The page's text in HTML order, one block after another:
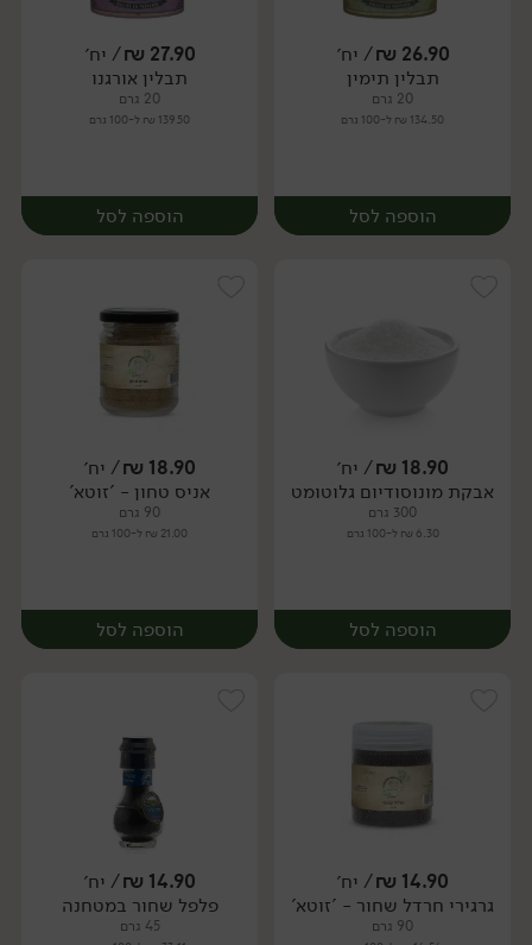
יח׳ יח׳
26.90
₪/ יח׳
תבלין תימין
20 גרם
134.50 ₪ ל-100 גרם
הוספה לסל
יח׳
27.90
₪/ יח׳
תבלין אורגנו
20 גרם
139.50 ₪ ל-100 גרם
הוספה לסל
יח׳
18.90
₪/ יח׳
אבקת מונוסודיום גלוטומט
300 גרם
6.30 ₪ ל-100 גרם
הוספה לסל
יח׳
18.90
₪/ יח׳
אניס טחון - 'זוטא'
90 גרם
21.00 ₪ ל-100 גרם
הוספה לסל
יח׳
14.90
₪/ יח׳
גרגירי חרדל שחור - 'זוטא'
90 גרם
14.90
₪/ יח׳
פלפל שחור במטחנה
45 גרם